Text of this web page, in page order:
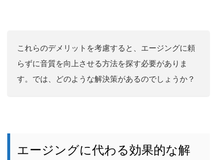
これらのデメリットを考慮すると、エージングに頼
らずに音質を向上させる方法を探す必要がありま
す。では、どのような解決策があるのでしょうか？
エージングに代わる効果的な解